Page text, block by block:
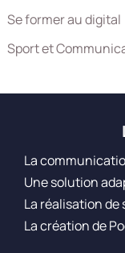
Se former au digital
Sport et
La
Une solution
La réalisation
La création de